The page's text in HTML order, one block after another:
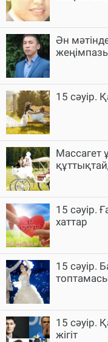
Ән
15 сәуір.
Массагет
15 сәуір.
хаттар
15 сәуір.
15 сәуір.
жігіт